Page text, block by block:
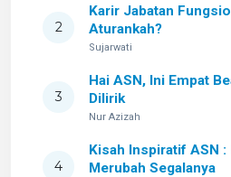
2
Karir Jabatan
Aturankah?
Sujarwati
3
Hai ASN, Ini Empat
Dilirik
Nur Azizah
4
Kisah Inspiratif ASN :
Merubah Segalanya